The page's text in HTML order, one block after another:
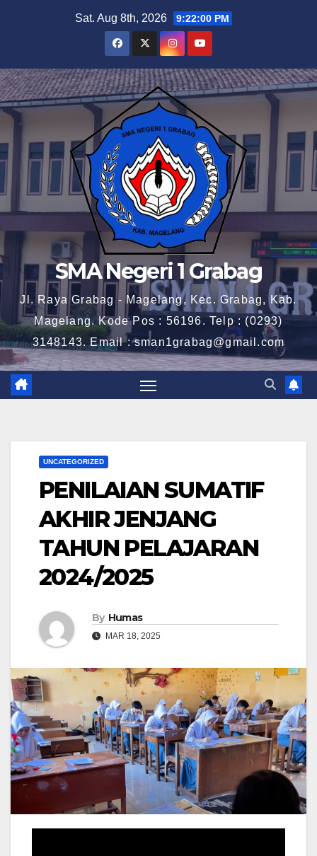
Sat. Aug 8th, 2026 9:22:01 PM
SMA Negeri 1 Grabag
Jl. Raya Grabag - Magelang, Kec. Grabag, Kab.
Magelang. Kode Pos : 56196. Telp : (0293)
3148143. Email : sman1grabag@gmail.com
UNCATEGORIZED
PENILAIAN SUMATIF
AKHIR JENJANG
TAHUN PELAJARAN
2024/2025
By Humas
MAR 18, 2025